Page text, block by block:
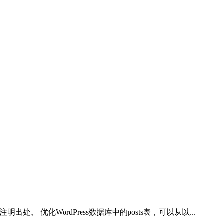
出处。 优化WordPress数据库中的posts表，可以从以...